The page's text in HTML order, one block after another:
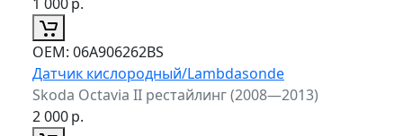
ОЕМ: 06A906262BS
Датчик кислородный/Lambdasonde
Skoda Octavia II рестайлинг (2008—2013)
2 000р.